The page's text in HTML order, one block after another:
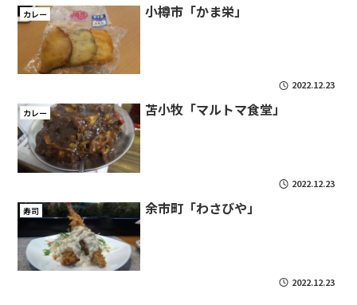
カレー 小樽市「かま栄」
2022.12.23
カレー 苫小牧「マルトマ食堂」
2022.12.23
寿司 余市町「わさびや」
2022.12.23